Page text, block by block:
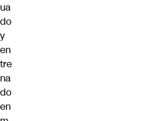
ua
do
y
en
tre
na
do
en